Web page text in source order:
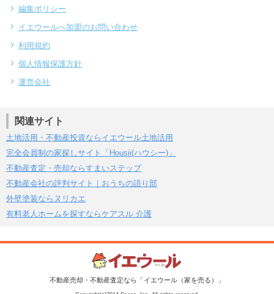
編集ポリシー
イエウールへ加盟のお問い合わせ
利用規約
個人情報保護方針
運営会社
関連サイト
土地活用・不動産投資ならイエウール土地活用
完全会員制の家探しサイト「Housii(ハウシー)」
不動産査定・売却ならすまいステップ
不動産会社の評判サイト｜おうちの語り部
外壁塗装ならヌリカエ
有料老人ホームを探すならケアスル 介護
不動産売却・不動産査定なら「イエウール（家を売る）」